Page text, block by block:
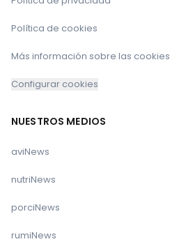
Política de cookies
Más información sobre las cookies
Configurar cookies
NUESTROS MEDIOS
aviNews
nutriNews
porciNews
rumiNews